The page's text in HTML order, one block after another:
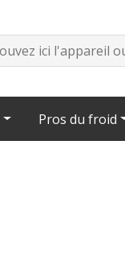
Pros du froid